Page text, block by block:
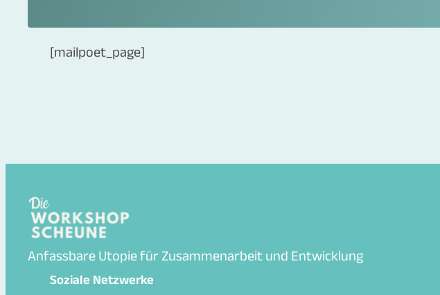
[mailpoet_page]
Anfassbare Utopie für Zusammenarbeit und Entwicklung
Soziale Netzwerke